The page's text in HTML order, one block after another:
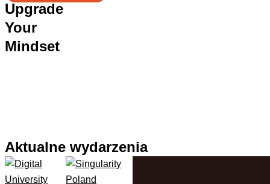
Upgrade
Your
Mindset
Aktualne wydarzenia